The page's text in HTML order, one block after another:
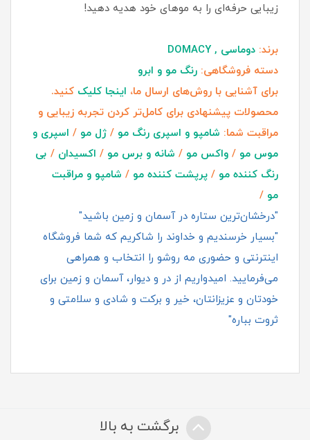
زیبایی حرفه‌ای را به موهای خود هدیه دهید!
برند: دوماسی , DOMACY
دسته فروشگاهی: رنگ مو و ابرو
برای آشنایی با روش‌های ارسال ما، اینجا کلیک کنید.
محصولات پیشنهادی برای کامل‌تر کردن تجربه زیبایی و
مراقبت شما: شامپو و اسپری رنگ مو / ژل مو / اسپری و
موس مو / واکس مو / شانه و برس مو / اکسیدان / بی
رنگ کننده مو / پرپشت کننده مو / شامپو و مراقبت
مو /
"درخشان‌ترین ستاره در آسمان و زمین باشید"
"بسیار خرسندیم و خداوند را شاکریم که شما فروشگاه
اینترنتی و حضوری مه روشو را انتخاب و همراهی
می‌فرمایید. امیدواریم از در و دیوار، آسمان و زمین برای
خودتان و عزیزانتان، خیر و برکت و شادی و سلامتی و
ثروت بباره"
برگشت به بالا